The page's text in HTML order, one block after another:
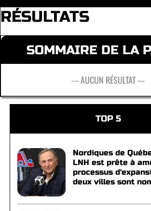
RÉSULTATS
SOMMAIRE DE LA
--- AUCUN RÉSULTAT ---
TOP 5
Nordiques de
LNH est prête à
processus
deux villes sont